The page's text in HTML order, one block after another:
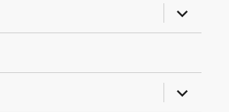
almenü
almenü